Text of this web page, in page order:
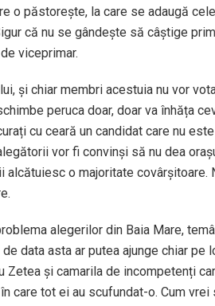
o păstorește, la care se adaugă
că nu se gândește să câștige
viceprimar.
și chiar membri acestuia nu vor
peruca doar, doar va înhăța
cu ceară un candidat care nu
vor fi convinși să nu dea
o majoritate covârșitoare.
alegerilor din Baia Mare,
data asta ar putea ajunge chiar pe
Zetea și camarila de incompetenți
care tot ei au scufundat-o. Cum